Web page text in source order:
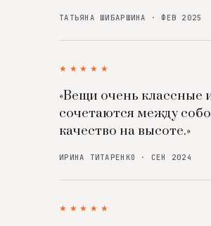
ТАТЬЯНА ШИБАРШИНА · ФЕВ 2025
★★★★★
«Вещи очень классные
сочетаются между
качество на высоте.»
ИРИНА ТИТАРЕНКО · СЕН 2024
★★★★★